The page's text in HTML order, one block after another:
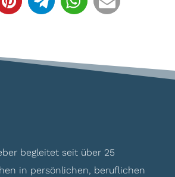
begleitet seit über 25
in persönlichen, beruflichen